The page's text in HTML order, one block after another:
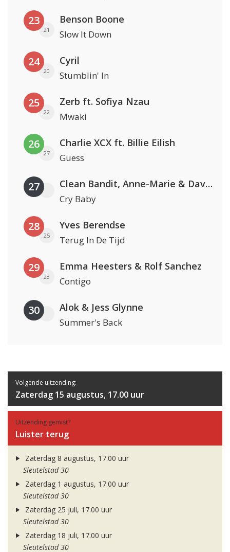
23
21
Benson Boone
Slow It Down
24
20
Cyril
Stumblin' In
25
22
Zerb ft. Sofiya Nzau
Mwaki
26
27
Charlie XCX ft. Billie Eilish
Guess
27 Clean Bandit, Anne-Marie & David Guetta
Cry Baby
28
25
Yves Berendse
Terug In De Tijd
29
28
Emma Heesters & Rolf Sanchez
Contigo
30 Alok & Jess Glynne
Summer's Back
Volgende uitzending:
Zaterdag 15 augustus, 17.00 uur
Uitzending gemist?
Luister terug
Zaterdag 8 augustus, 17.00 uur
Sleutelstad 30
Zaterdag 1 augustus, 17.00 uur
Sleutelstad 30
Zaterdag 25 juli, 17.00 uur
Sleutelstad 30
Zaterdag 18 juli, 17.00 uur
Sleutelstad 30